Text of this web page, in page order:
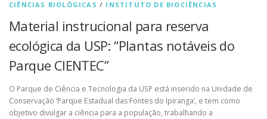
CIÊNCIAS BIOLÓGICAS / INSTITUTO DE BIOCIÊNCIAS
Material instrucional para reserva
ecológica da USP: “Plantas notáveis do
Parque CIENTEC”
O Parque de Ciência e Tecnologia da USP está inserido na Unidade de
Conservação ‘Parque Estadual das Fontes do Ipiranga’, e tem como
objetivo divulgar a ciência para a população, trabalhando a